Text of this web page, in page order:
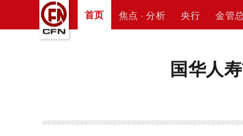
首页 焦点 · 分析 央行 金管
国华人